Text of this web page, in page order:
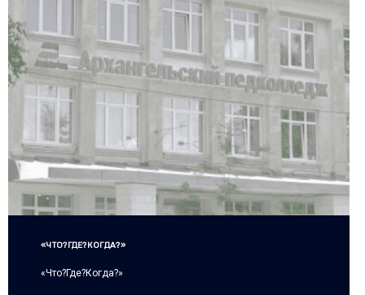
«ЧТО?ГДЕ?КОГДА?»
«Что?Где?Когда?»